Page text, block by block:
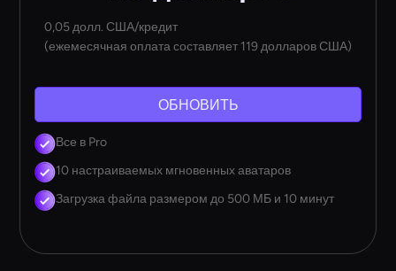
0,05 долл. США/кредит
(ежемесячная оплата составляет 119 долларов США)
ОБНОВИТЬ
Все в Pro
10 настраиваемых мгновенных аватаров
Загрузка файла размером до 500 МБ и 10 минут